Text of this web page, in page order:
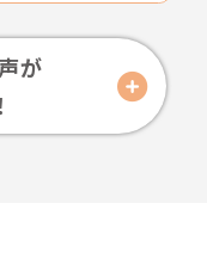
のでおすすめ
が